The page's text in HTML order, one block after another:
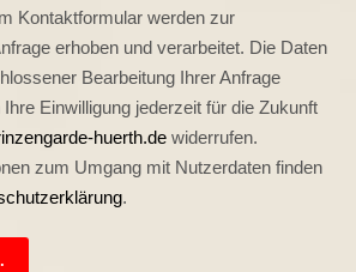
Kontaktformular werden zur
erhoben und verarbeitet. Die Daten
Bearbeitung Ihrer Anfrage
Einwilligung jederzeit für die Zukunft
huerth.de widerrufen.
zum Umgang mit Nutzerdaten finden
.